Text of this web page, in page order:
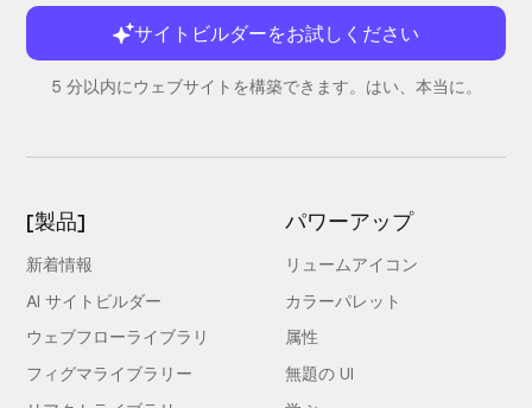
サイトビルダーをお試しください
5 分以内にウェブサイトを構築できます。はい、本当に。
[製品]
新着情報
AI サイトビルダー
ウェブフローライブラリ
フィグマライブラリー
パワーアップ
リュームアイコン
カラーパレット
属性
無題の UI